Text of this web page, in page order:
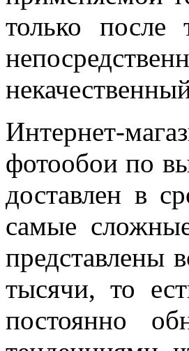
только после
Интернет-
фотообои по
доставлен в
самые
представлены
тысячи, то
постоянно